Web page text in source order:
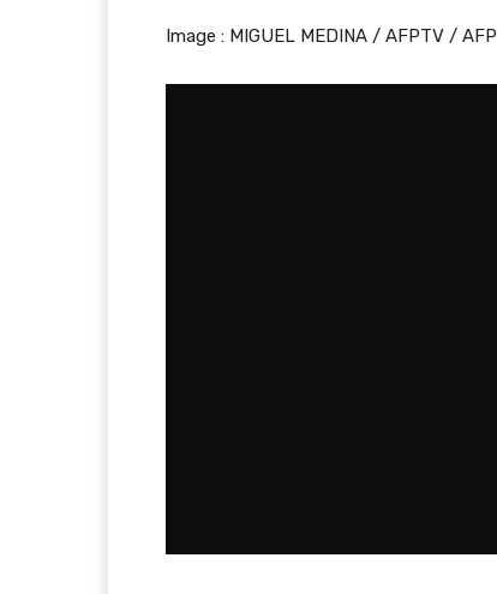
Image : MIGUEL MEDINA / AFPTV / AFP